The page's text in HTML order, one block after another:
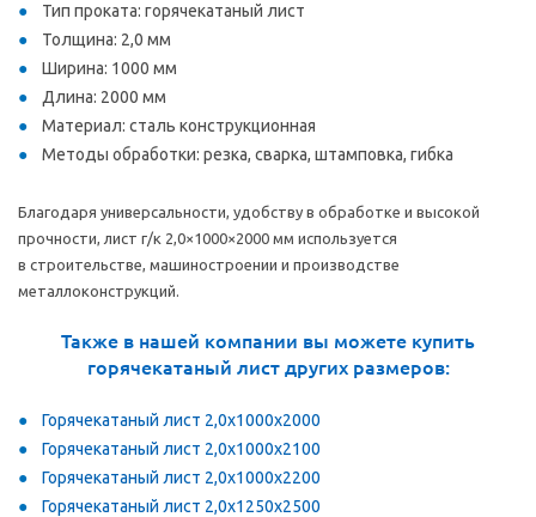
Тип проката: горячекатаный лист
Толщина: 2,0 мм
Ширина: 1000 мм
Длина: 2000 мм
Материал: сталь конструкционная
Методы обработки: резка, сварка, штамповка, гибка
Благодаря универсальности, удобству в обработке и высокой
прочности, лист г/к 2,0×1000×2000 мм используется
в строительстве, машиностроении и производстве
металлоконструкций.
Также в нашей компании вы можете купить
горячекатаный лист других размеров:
Горячекатаный лист 2,0х1000х2000
Горячекатаный лист 2,0х1000х2100
Горячекатаный лист 2,0х1000х2200
Горячекатаный лист 2,0х1250х2500